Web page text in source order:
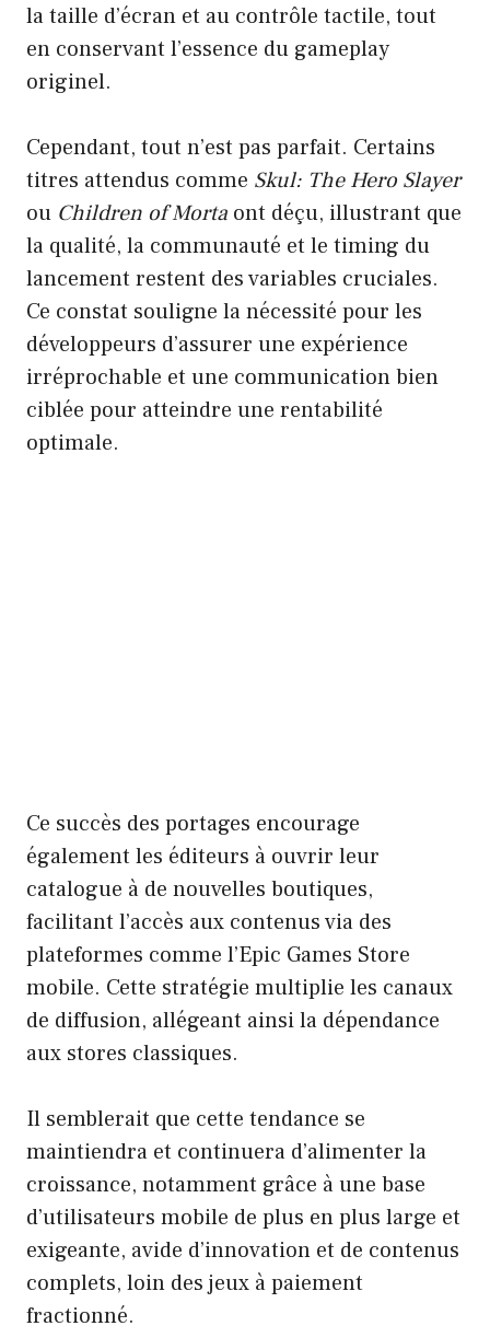
la taille d’écran et au contrôle tactile, tout
en conservant l’essence du gameplay
originel.
Cependant, tout n’est pas parfait. Certains
titres attendus comme Skul: The Hero Slayer
ou Children of Morta ont déçu, illustrant que
la qualité, la communauté et le timing du
lancement restent des variables cruciales.
Ce constat souligne la nécessité pour les
développeurs d’assurer une expérience
irréprochable et une communication bien
ciblée pour atteindre une rentabilité
optimale.
Ce succès des portages encourage
également les éditeurs à ouvrir leur
catalogue à de nouvelles boutiques,
facilitant l’accès aux contenus via des
plateformes comme l’Epic Games Store
mobile. Cette stratégie multiplie les canaux
de diffusion, allégeant ainsi la dépendance
aux stores classiques.
Il semblerait que cette tendance se
maintiendra et continuera d’alimenter la
croissance, notamment grâce à une base
d’utilisateurs mobile de plus en plus large et
exigeante, avide d’innovation et de contenus
complets, loin des jeux à paiement
fractionné.